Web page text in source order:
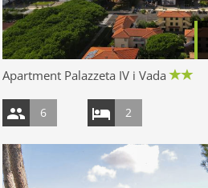
Apartment Palazzeta IV i Vada
6 2